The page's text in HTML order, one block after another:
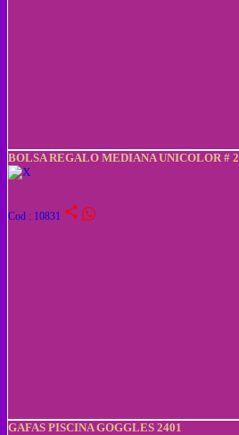
BOLSA REGALO MEDIANA UNICOLOR # 2
Cod : 10831 share
GAFAS PISCINA GOGGLES 2401